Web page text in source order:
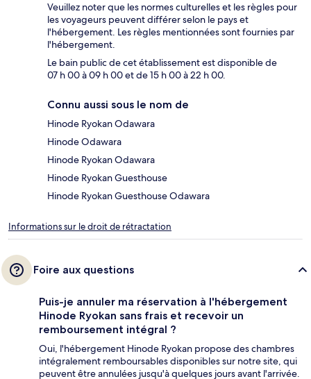
Veuillez noter que les normes culturelles et les règles pour
les voyageurs peuvent différer selon le pays et
l'hébergement. Les règles mentionnées sont fournies par
l'hébergement.
Le bain public de cet établissement est disponible de
07 h 00 à 09 h 00 et de 15 h 00 à 22 h 00.
Connu aussi sous le nom de
Hinode Ryokan Odawara
Hinode Odawara
Hinode Ryokan Odawara
Hinode Ryokan Guesthouse
Hinode Ryokan Guesthouse Odawara
Informations sur le droit de rétractation
Foire aux questions
Puis-je annuler ma réservation à l'hébergement
Hinode Ryokan sans frais et recevoir un
remboursement intégral ?
Oui, l'hébergement Hinode Ryokan propose des chambres
intégralement remboursables disponibles sur notre site, qui
peuvent être annulées jusqu'à quelques jours avant l'arrivée.